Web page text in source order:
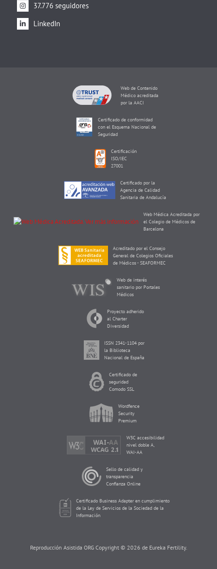
37.776 seguidores
LinkedIn
Web de Contenido
Médico acreditada
por la AACI
Certificado de conformidad
con el Esquema Nacional de
Seguridad
Certificación
ISO/IEC
27001
Certificado por la
Agencia de Calidad
Sanitaria de Andalucía
Web Médica Acreditada por
el Colegio de Médicos de
Barcelona
Acreditado por el Consejo
General de Colegios Oficiales
de Médicos - SEAFORMEC
Web de interés
sanitario por Portales
Médicos
Proyecto adherido
al Charter
Diversidad
ISSN 2341-1104 por
la Biblioteca
Nacional de España
Certificado de
seguridad
Comodo SSL
Wordfence
Security
Premium
W3C accesibilidad
nivel doble A,
WAI-AA
Sello de calidad y
transparencia
Confianza Online
Certificado Business Adapter en cumplimiento
de la Ley de Servicios de la Sociedad de la
Información
Reproducción Asistida ORG Copyright © 2026 de Eureka Fertility.